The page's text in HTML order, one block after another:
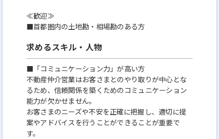
≪歓迎≫
■首都圏内の土地勘・相場勘のある方
求めるスキル・人物
■「コミュニケーション力」が高い方
不動産仲介営業はお客さまとのやり取りが中心とな
るため、信頼関係を築くためのコミュニケーション
能力が欠かせません。
お客さまのニーズや不安を正確に把握し、適切に提
案やアドバイスを行うことができることが重要で
す。